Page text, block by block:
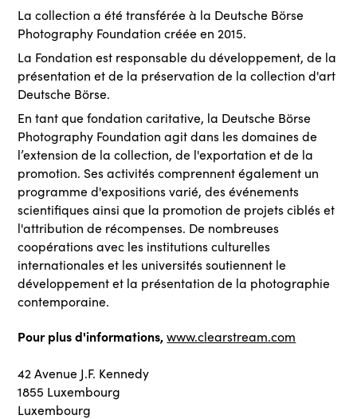
La collection a été transférée à la Deutsche Börse
Photography Foundation créée en 2015.
La Fondation est responsable du développement, de la
présentation et de la préservation de la collection d'art
Deutsche Börse.
En tant que fondation caritative, la Deutsche Börse
Photography Foundation agit dans les domaines de
l’extension de la collection, de l'exportation et de la
promotion. Ses activités comprennent également un
programme d'expositions varié, des événements
scientifiques ainsi que la promotion de projets ciblés et
l'attribution de récompenses. De nombreuses
coopérations avec les institutions culturelles
internationales et les universités soutiennent le
développement et la présentation de la photographie
contemporaine.
Pour plus d'informations, www.clearstream.com
42 Avenue J.F. Kennedy
1855 Luxembourg
Luxembourg